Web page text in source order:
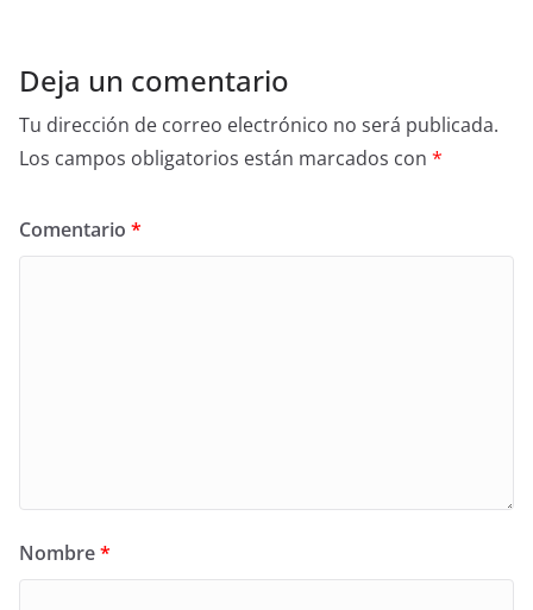
Deja un comentario
Tu dirección de correo electrónico no será publicada.
Los campos obligatorios están marcados con *
Comentario *
Nombre*